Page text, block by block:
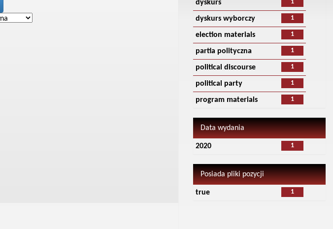
1
dyskurs
1
dyskurs wyborczy
1
election materials
1
partia polityczna
1
political discourse
1
political party
1
program materials
Data wydania
1
2020
Posiada pliki pozycji
1
true